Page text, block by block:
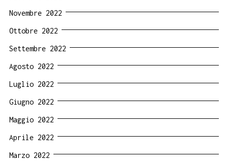
Novembre 2022
Ottobre 2022
Settembre 2022
Agosto 2022
Luglio 2022
Giugno 2022
Maggio 2022
Aprile 2022
Marzo 2022